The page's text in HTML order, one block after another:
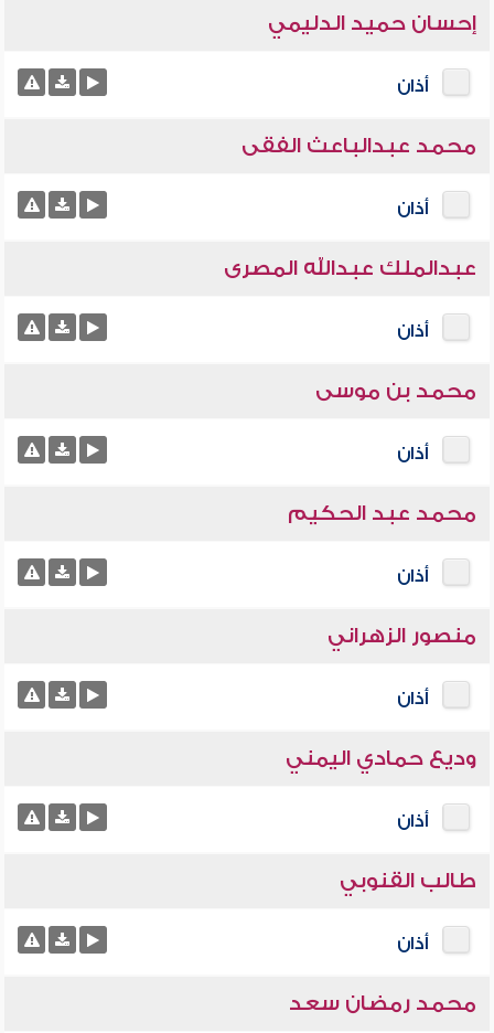
إحسان حميد الدليمي
أذان
محمد عبدالباعث الفقى
أذان
عبدالملك عبدالله المصرى
أذان
محمد بن موسى
أذان
محمد عبد الحكيم
أذان
منصور الزهراني
أذان
وديع حمادي اليمني
أذان
طالب القنوبي
أذان
محمد رمضان سعد